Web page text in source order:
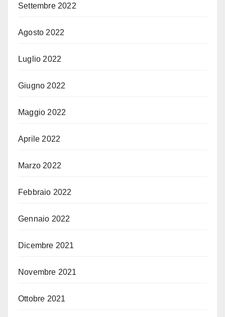
Settembre 2022
Agosto 2022
Luglio 2022
Giugno 2022
Maggio 2022
Aprile 2022
Marzo 2022
Febbraio 2022
Gennaio 2022
Dicembre 2021
Novembre 2021
Ottobre 2021